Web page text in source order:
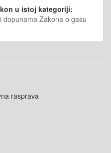
u istoj kategoriji:
dopunama Zakona o gasu
rasprava